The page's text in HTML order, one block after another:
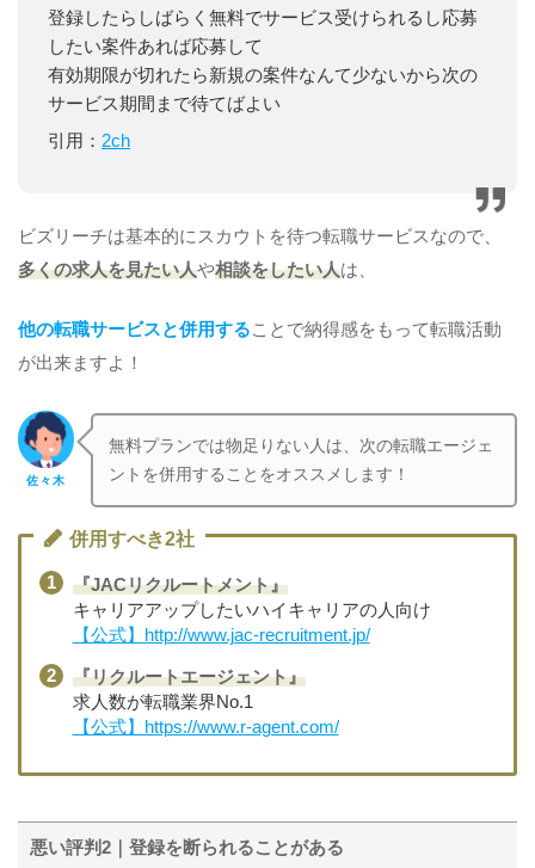
登録したらしばらく無料でサービス受けられるし応募
したい案件あれば応募して
有効期限が切れたら新規の案件なんて少ないから次の
サービス期間まで待てばよい
引用： 2ch
ビズリーチは基本的にスカウトを待つ転職サービスなので、
多くの求人を見たい人や相談をしたい人は、
他の転職サービスと併用することで納得感をもって転職活動
が出来ますよ！
佐々木
無料プランでは物足りない人は、次の転職エージェ
ントを併用することをオススメします！
併用すべき2社
『JACリクルートメント』
キャリアアップしたいハイキャリアの人向け
【公式】http://www.jac-recruitment.jp/
『リクルートエージェント』
求人数が転職業界No.1
【公式】https://www.r-agent.com/
悪い評判2｜登録を断られることがある